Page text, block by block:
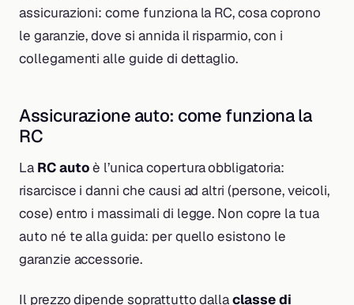
assicurazioni: come funziona la RC, cosa coprono
le garanzie, dove si annida il risparmio, con i
collegamenti alle guide di dettaglio.
Assicurazione auto: come funziona la
RC
La RC autoè l’unica copertura obbligatoria:
risarcisce i danni che causi ad altri (persone, veicoli,
cose) entro i massimali di legge. Non copre la tua
auto né te alla guida: per quello esistono le
garanzie accessorie.
Il prezzo dipende soprattutto dallaclasse di